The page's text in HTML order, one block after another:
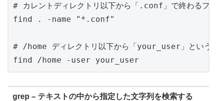
# カレントディレクトリ以下から「.conf」で終わるフ
find . -name "*.conf"
# /home ディレクトリ以下から「your_user」という
grep – テキストの中から指定した文字列を検索する